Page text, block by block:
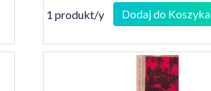
1 produkt/y Dodaj do Koszyka